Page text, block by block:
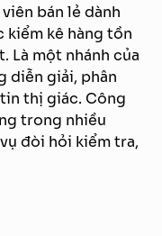
bán lẻ dành
kiểm kê hàng tồn
Là một nhánh của
diễn giải, phân
thị giác. Công
trong nhiều
đòi hỏi kiểm tra,